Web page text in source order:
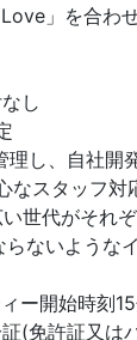
」を合わ
し
理し、自社開
なスタッフ対
世代がそれ
ないような
ー開始時刻
(免許証又は